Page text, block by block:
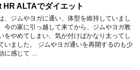
HR ALTAでダイエット
、ジムやヨガに通い、体型を維持していまし
今の家に引っ越して来てから、ジムやヨガ教
をやめてしまい、気が付けばかなり太ってし
いました。 ジムやヨガ通いを再開するのも少
に感じて …